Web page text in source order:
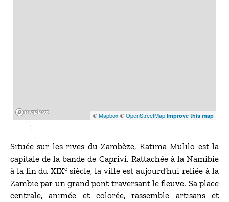
©Mapbox ©OpenStreetMap Improve this map
Située sur les rives du Zambèze, Katima Mulilo est la
capitale de la bande de Caprivi. Rattachée à la Namibie
à la fin du XIXe siècle, la ville est aujourd’hui reliée à la
Zambie par un grand pont traversant le fleuve. Sa place
centrale, animée et colorée, rassemble artisans et